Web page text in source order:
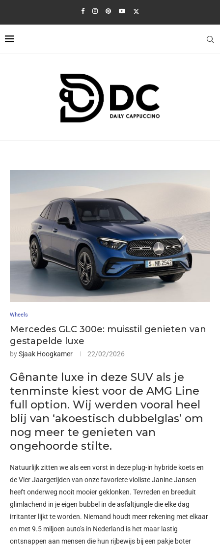
Wheels
Mercedes GLC 300e: muisstil genieten van
gestapelde luxe
bySjaak Hoogkamer 22/02/2026
Gênante luxe in deze SUV als je
tenminste kiest voor de AMG Line
full option. Wij werden vooral heel
blij van ‘akoestisch dubbelglas’ om
nog meer te genieten van
ongehoorde stilte.
Natuurlijk zitten we als een vorst in deze plug-in hybride koets en
de Vier Jaargetijden van onze favoriete violiste Janine Jansen
heeft onderweg nooit mooier geklonken. Tevreden en breeduit
glimlachend in je eigen bubbel in de asfaltjungle die elke dag
irritanter lijkt te worden. Niemand houdt meer rekening met elkaar
en met 9.5 miljoen auto’s in Nederland is het maar lastig
ontsnappen aan mensen die hun rijbewijs bij een pakje boter